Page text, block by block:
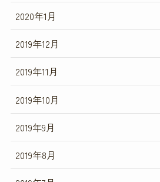
2020年1月
2019年12月
2019年11月
2019年10月
2019年9月
2019年8月